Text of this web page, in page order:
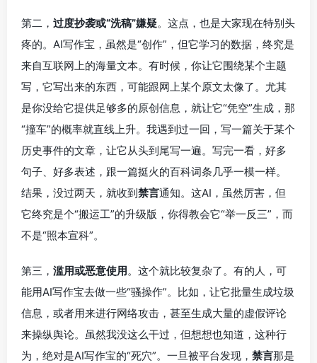
第二， 过度抄袭或“洗稿”嫌疑。这点，也是大家现在特别头
疼的。AI写作宝，虽然是“创作”，但它学习的数据，终究是
来自互联网上的海量文本。有时候，你让它围绕某个主题
写，它写出来的东西，可能跟网上某个原文太像了。尤其
是你没给它提供足够多的原创信息，就让它“凭空”生成，那
“撞车”的概率就直线上升。我遇到过一回，写一篇关于某个
历史事件的文章，让它从头到尾写一遍。写完一看，好多
句子、好多表述，跟一篇挺火的百科词条几乎一模一样。
结果，没过两天，就收到禁言通知。这AI，虽然厉害，但
它终究是个“搬运工”的升级版，你得教会它“举一反三”，而
不是“照本宣科”。
第三， 滥用或恶意使用。这个就比较复杂了。有的人，可
能用AI写作宝去做一些“骚操作”。比如，让它批量生成垃圾
信息，或者用来进行网络攻击，甚至生成大量的虚假评论
来操纵舆论。虽然我没这么干过，但想想也知道，这种行
为，绝对是AI写作宝的“死穴”。一旦被平台发现， 禁言那是